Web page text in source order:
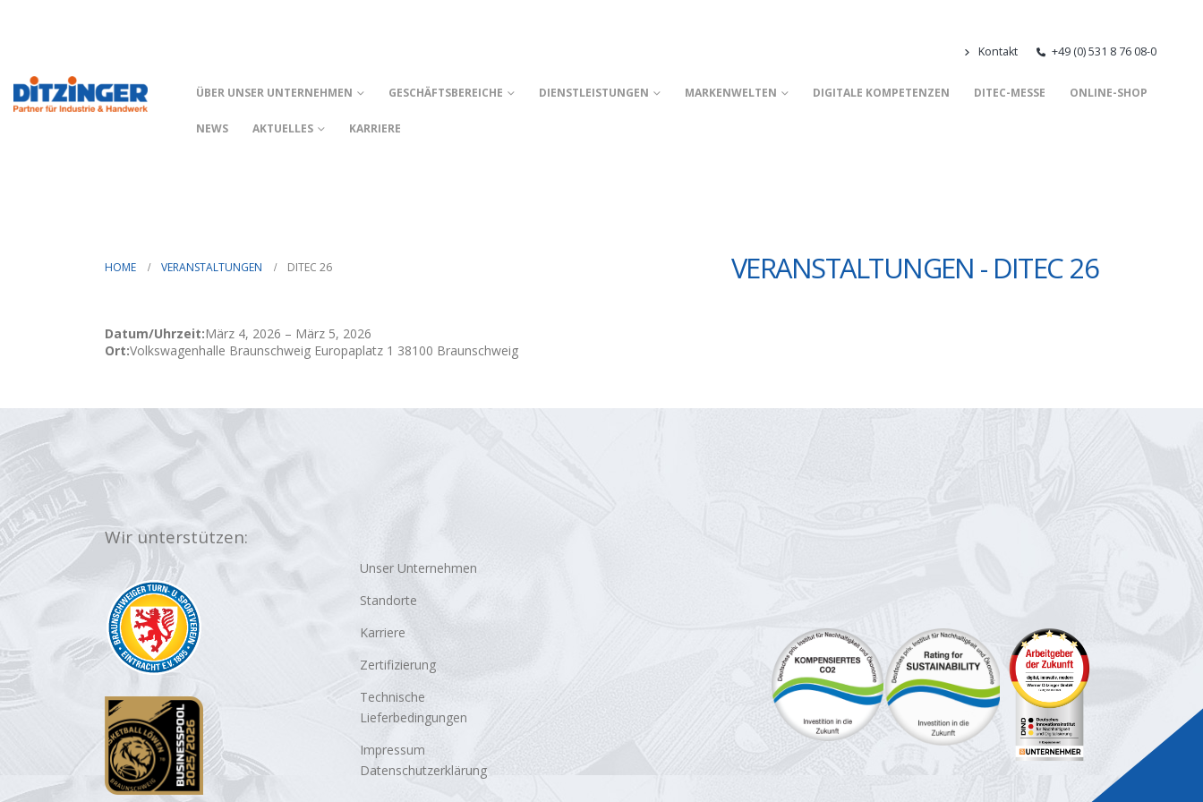
Kontakt +49 (0) 531 8 76 08-0
ÜBER UNSER UNTERNEHMEN GESCHÄFTSBEREICHE DIENSTLEISTUNGEN MARKENWELTEN DIGITALE KOMPETENZEN DITEC-MESSE ONLINE-SHOP
NEWS AKTUELLES KARRIERE
HOME VERANSTALTUNGEN DITEC 26 VERANSTALTUNGEN - DITEC 26
Datum/Uhrzeit:März 4, 2026 – März 5, 2026
Ort:Volkswagenhalle Braunschweig Europaplatz 1 38100 Braunschweig
Wir unterstützen:
Unser Unternehmen
Standorte
Karriere
Zertifizierung
Technische
Lieferbedingungen
Impressum
Datenschutzerklärung